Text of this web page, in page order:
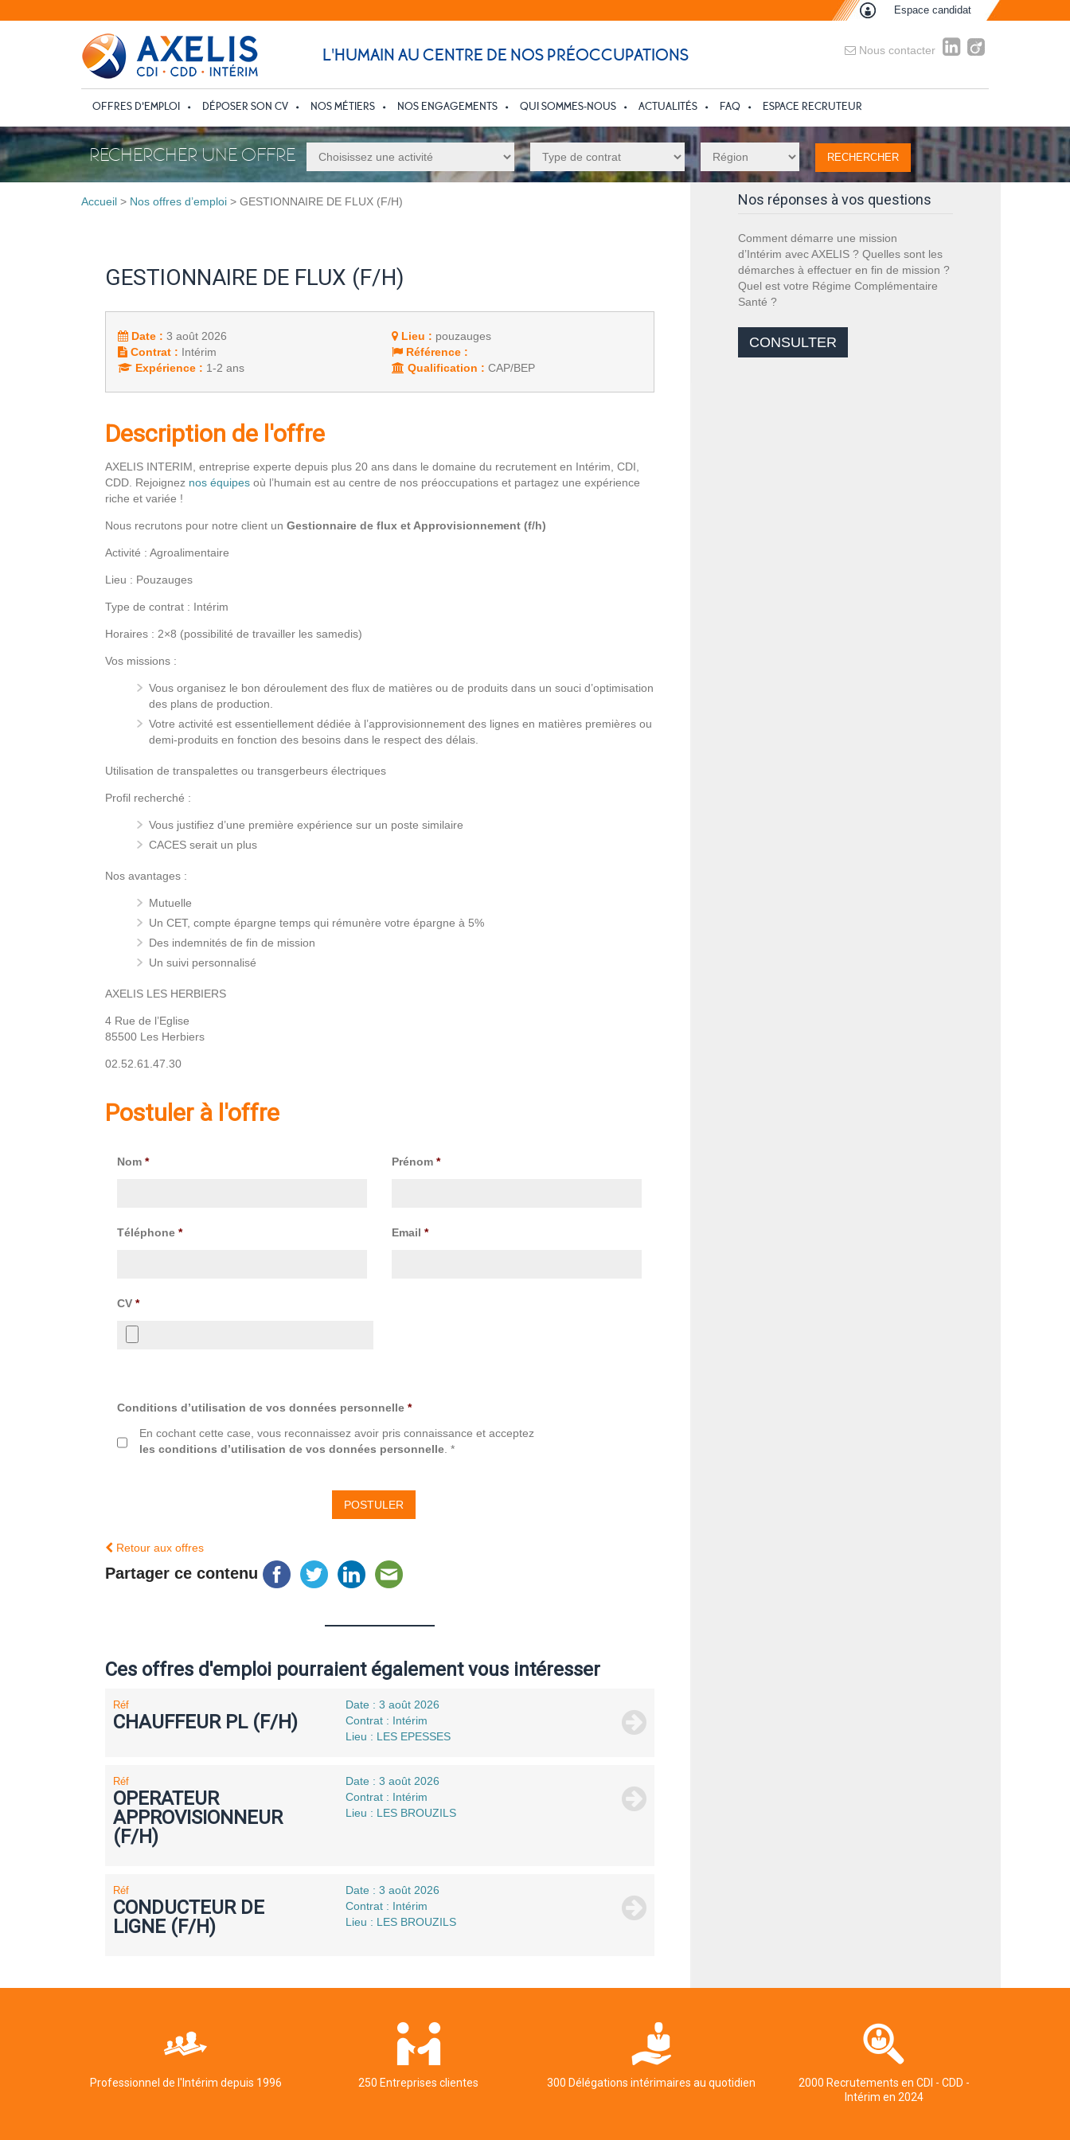
Espace candidat
L'HUMAIN AU CENTRE DE NOS PRÉOCCUPATIONS Nous contacter
OFFRES D’EMPLOI DÉPOSER SON CV NOS MÉTIERS NOS ENGAGEMENTS QUI SOMMES-NOUS ACTUALITÉS FAQ ESPACE RECRUTEUR
RECHERCHER UNE OFFRE
Accueil > Nos offres d’emploi > GESTIONNAIRE DE FLUX (F/H)
GESTIONNAIRE DE FLUX (F/H)
Date : 3 août 2026
Contrat : Intérim
Expérience : 1-2 ans
Lieu : pouzauges
Référence :
Qualification : CAP/BEP
Description de l'offre
AXELIS INTERIM, entreprise experte depuis plus 20 ans dans le domaine du recrutement en Intérim, CDI,
CDD. Rejoignez nos équipes où l’humain est au centre de nos préoccupations et partagez une expérience
riche et variée !
Nous recrutons pour notre client un Gestionnaire de flux et Approvisionnement (f/h)
Activité : Agroalimentaire
Lieu : Pouzauges
Type de contrat : Intérim
Horaires : 2×8 (possibilité de travailler les samedis)
Vos missions :
Vous organisez le bon déroulement des flux de matières ou de produits dans un souci d’optimisation
des plans de production.
Votre activité est essentiellement dédiée à l’approvisionnement des lignes en matières premières ou
demi-produits en fonction des besoins dans le respect des délais.
Utilisation de transpalettes ou transgerbeurs électriques
Profil recherché :
Vous justifiez d’une première expérience sur un poste similaire
CACES serait un plus
Nos avantages :
Mutuelle
Un CET, compte épargne temps qui rémunère votre épargne à 5%
Des indemnités de fin de mission
Un suivi personnalisé
AXELIS LES HERBIERS
4 Rue de l’Eglise
85500 Les Herbiers
02.52.61.47.30
Postuler à l'offre
Nom * Prénom *
Téléphone * Email *
CV *
Conditions d’utilisation de vos données personnelle *
En cochant cette case, vous reconnaissez avoir pris connaissance et acceptez
les conditions d’utilisation de vos données personnelle . *
Retour aux offres
Partager ce contenu
Ces offres d'emploi pourraient également vous intéresser
Réf
CHAUFFEUR PL (F/H)
Date : 3 août 2026
Contrat : Intérim
Lieu : LES EPESSES
Réf
OPERATEUR
APPROVISIONNEUR
(F/H)
Date : 3 août 2026
Contrat : Intérim
Lieu : LES BROUZILS
Réf
CONDUCTEUR DE
LIGNE (F/H)
Date : 3 août 2026
Contrat : Intérim
Lieu : LES BROUZILS
Nos réponses à vos questions
Comment démarre une mission
d’Intérim avec AXELIS ? Quelles sont les
démarches à effectuer en fin de mission ?
Quel est votre Régime Complémentaire
Santé ?
CONSULTER
Professionnel de l'Intérim depuis 1996 250 Entreprises clientes 300 Délégations intérimaires au quotidien
2000 Recrutements en CDI - CDD -
Intérim en 2024